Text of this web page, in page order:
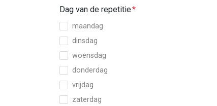
Dag van de repetitie
maandag
dinsdag
woensdag
donderdag
vrijdag
zaterdag